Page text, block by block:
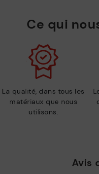
Ce qui
La qualité, dans tous les
matériaux que nous
utilisons.
Avis